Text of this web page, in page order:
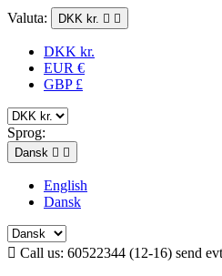
Valuta: DKK kr.  
DKK kr.
EUR €
GBP £
Sprog:
Dansk  
English
Dansk
 Call us: 60522344 (12-16) send